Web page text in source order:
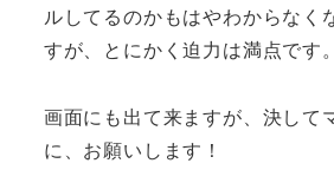
ルしてるのかもはやわからなく
すが、とにかく迫力は満点です。
画面にも出て来ますが、決して
に、お願いします！